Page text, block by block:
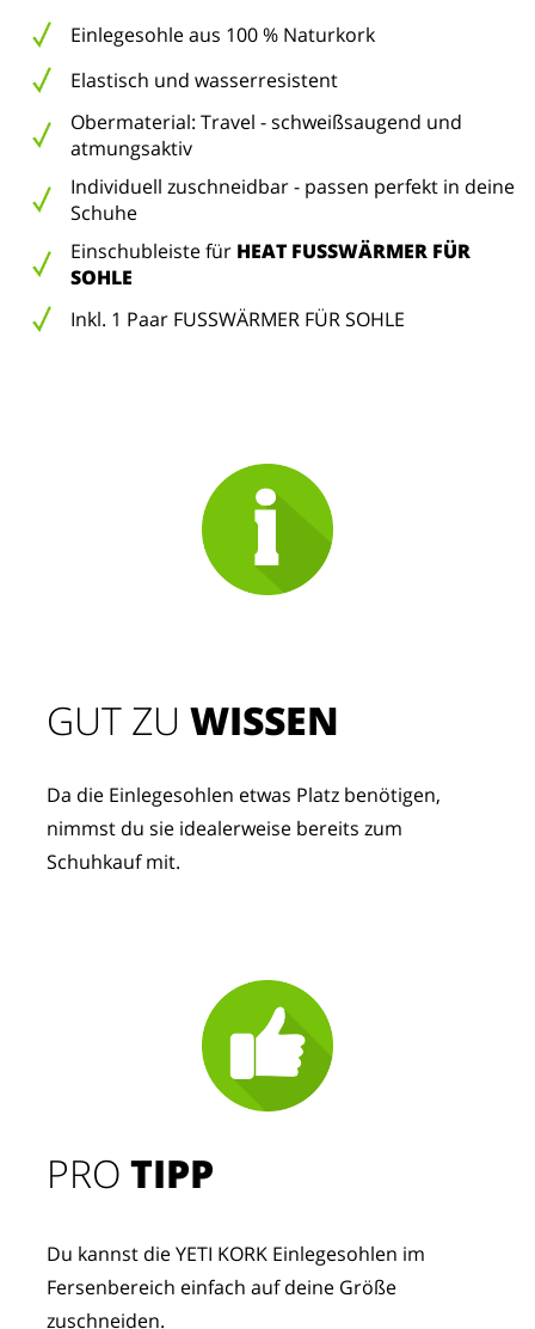
Einlegesohle aus 100 % Naturkork
Elastisch und wasserresistent
Obermaterial: Travel - schweißsaugend und
atmungsaktiv
Individuell zuschneidbar - passen perfekt in deine
Schuhe
Einschubleiste für HEAT FUSSWÄRMER FÜR
SOHLE
Inkl. 1 Paar FUSSWÄRMER FÜR SOHLE
PROTIPP
Du kannst die YETI KORK Einlegesohlen im
Fersenbereich einfach auf deine Größe
zuschneiden.
GUT ZU WISSEN
Da die Einlegesohlen etwas Platz benötigen,
nimmst du sie idealerweise bereits zum
Schuhkauf mit.